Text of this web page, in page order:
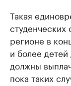
Такая
студенческих
регионе в
и более
должны
пока таких